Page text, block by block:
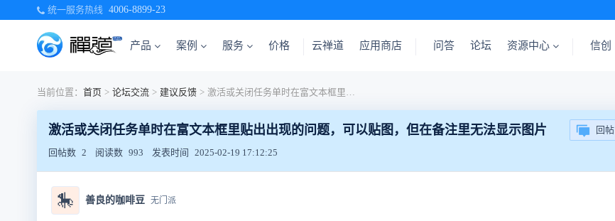
统一服务热线 4006-8899-23
产品 案例 服务 价格 云禅道 应用商店 问答 论坛 资源中心 信创
当前位置： 首页 > 论坛交流 > 建议反馈 > 激活或关闭任务单时在富文本框里贴出出现的问题，可以贴图，但在备注里无法显示图片
激活或关闭任务单时在富文本框里贴出出现的问题，可以贴图，但在备注里无法显示图片 回帖
回帖数 2 阅读数 993 发表时间 2025-02-19 17:12:25
🎠 善良的咖啡豆 无门派